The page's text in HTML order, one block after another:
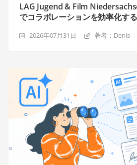
LAG Jugend & Film
でコラボレーションを効率化す
2026年07月31日 著者：Denis